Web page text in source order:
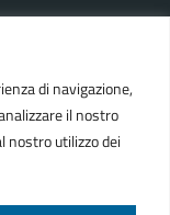
di navigazione,
il nostro
nostro utilizzo dei